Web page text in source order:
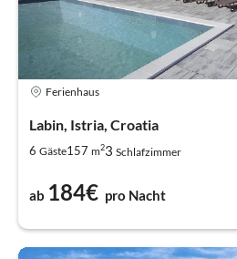
Ferienhaus
Labin, Istria, Croatia
6 Gäste157 m23 Schlafzimmer
ab 184€ pro Nacht